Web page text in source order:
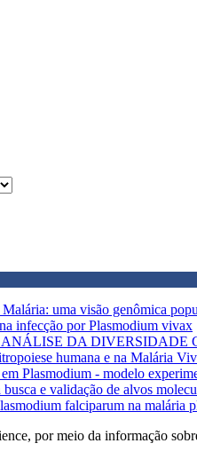
uma visão genômica
infecção por Plasmodium vivax
ANÁLISE DA
humana e na Malária
Plasmodium - modelo
e validação de alvos
falciparum na malária
por meio da informação